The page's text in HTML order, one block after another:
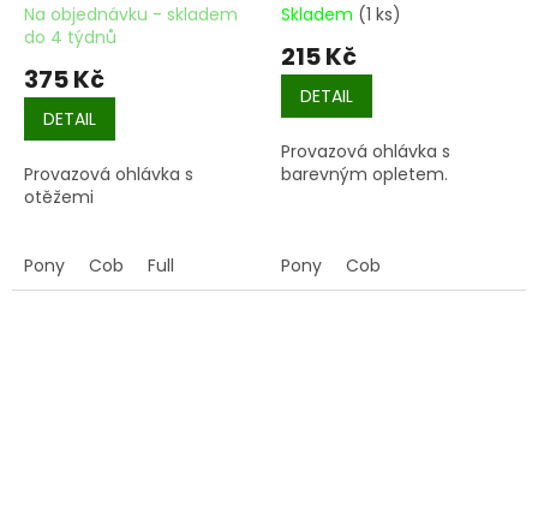
Na objednávku - skladem
do 4 týdnů
375 Kč
DETAIL
Provazová ohlávka s
otěžemi
Pony Cob Full
Skladem (1 ks)
215 Kč
DETAIL
Provazová ohlávka s
barevným opletem.
Pony Cob